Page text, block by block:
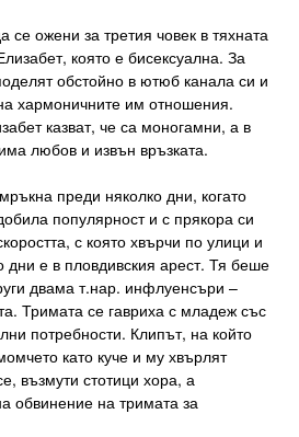
ожени за третия човек в тяхната
която е бисексуална. За
обстойно в ютюб канала си и
хармоничните им отношения.
казват, че са моногамни, а в
любов и извън връзката.
преди няколко дни, когато
популярност и с прякора си
с която хвърчи по улици и
дни е в пловдивския арест. Тя беше
двама т.нар. инфлуенсъри –
Тримата се гавриха с младеж със
потребности. Клипът, на който
като куче и му хвърлят
възмути стотици хора, а
обвинение на тримата за